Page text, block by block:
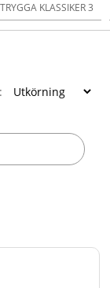
TRYGGA KLASSIKER 3